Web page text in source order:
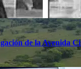
de la Avenida